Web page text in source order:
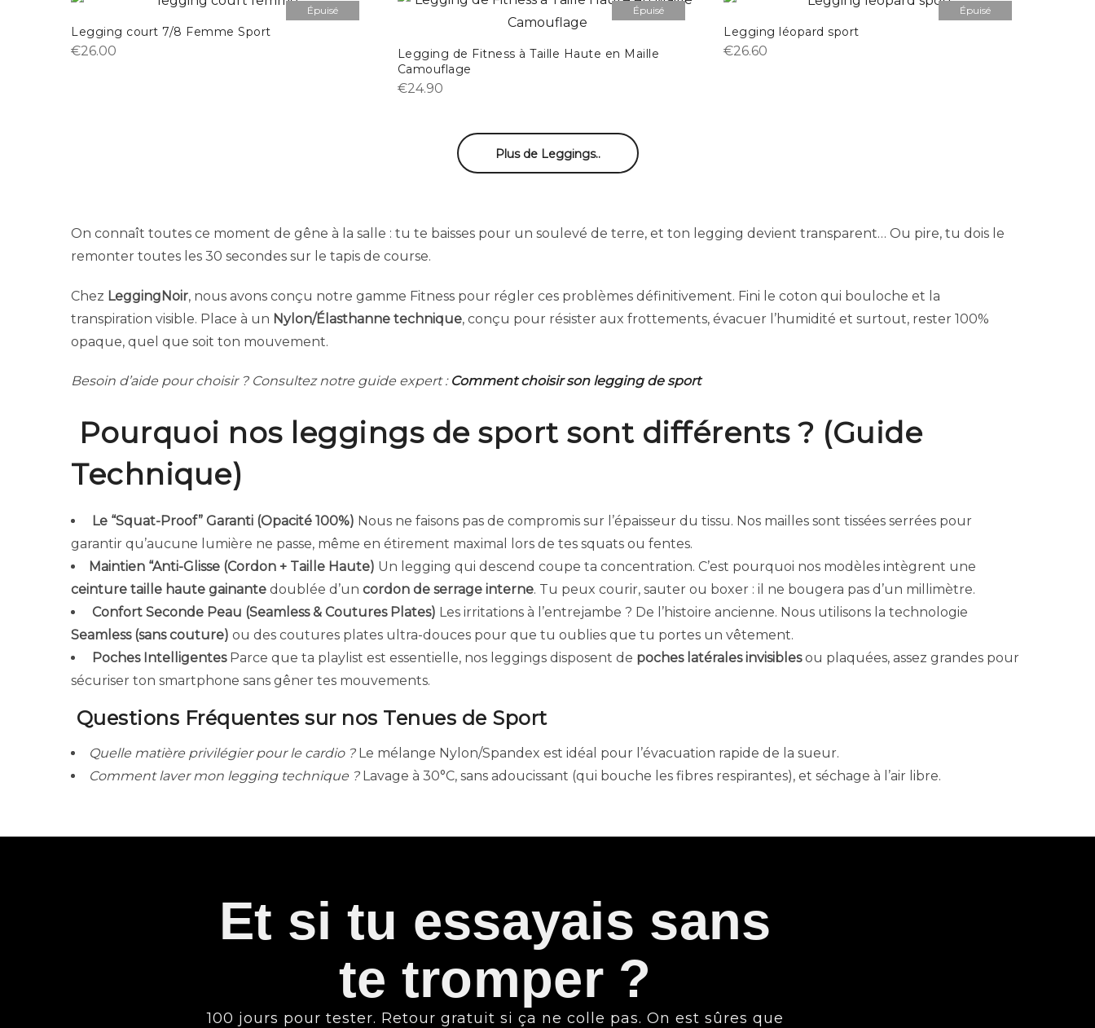
Épuisé
Legging court 7/8 Femme Sport
€26.00
Épuisé
Legging de Fitness à Taille Haute en Maille
Camouflage
€24.90
Épuisé
Legging léopard sport
€26.60
Plus de Leggings..
On connaît toutes ce moment de gêne à la salle : tu te baisses pour un soulevé de terre, et ton legging devient transparent… Ou pire, tu dois le
remonter toutes les 30 secondes sur le tapis de course.
Chez LeggingNoir, nous avons conçu notre gamme Fitness pour régler ces problèmes définitivement. Fini le coton qui bouloche et la
transpiration visible. Place à un Nylon/Élasthanne technique, conçu pour résister aux frottements, évacuer l’humidité et surtout, rester 100%
opaque, quel que soit ton mouvement.
Besoin d’aide pour choisir ? Consultez notre guide expert : Comment choisir son legging de sport
Pourquoi nos leggings de sport sont différents ? (Guide
Technique)
Le “Squat-Proof” Garanti (Opacité 100%) Nous ne faisons pas de compromis sur l’épaisseur du tissu. Nos mailles sont tissées serrées pour
garantir qu’aucune lumière ne passe, même en étirement maximal lors de tes squats ou fentes.
Maintien “Anti-Glisse (Cordon + Taille Haute) Un legging qui descend coupe ta concentration. C’est pourquoi nos modèles intègrent une
ceinture taille haute gainante doublée d’un cordon de serrage interne. Tu peux courir, sauter ou boxer : il ne bougera pas d’un millimètre.
Confort Seconde Peau (Seamless & Coutures Plates) Les irritations à l’entrejambe ? De l’histoire ancienne. Nous utilisons la technologie
Seamless (sans couture) ou des coutures plates ultra-douces pour que tu oublies que tu portes un vêtement.
Poches IntelligentesParce que ta playlist est essentielle, nos leggings disposent de poches latérales invisiblesou plaquées, assez grandes pour
sécuriser ton smartphone sans gêner tes mouvements.
Questions Fréquentes sur nos Tenues de Sport
Quelle matière privilégier pour le cardio ?Le mélange Nylon/Spandex est idéal pour l’évacuation rapide de la sueur.
Comment laver mon legging technique ?Lavage à 30°C, sans adoucissant (qui bouche les fibres respirantes), et séchage à l’air libre.
Et si tu essayais sans
te tromper ?
100 jours pour tester. Retour gratuit si ça ne colle pas. On est sûres que